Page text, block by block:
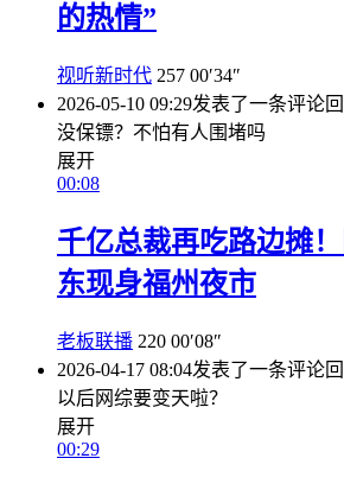
的热情”
视听新时代 257 00′34″
2026-05-10 09:29发表了一条评论
没保镖？不怕有人围堵吗
展开
00:08
千亿总裁再吃路边摊
东现身福州夜市
老板联播 220 00′08″
2026-04-17 08:04发表了一条评论
以后网综要变天啦？
展开
00:29